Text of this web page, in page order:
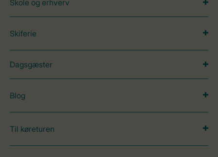
Skole og erhverv
Skiferie
Dagsgæster
Blog
Til køreturen